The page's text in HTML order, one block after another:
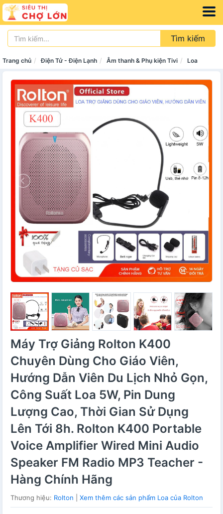
Tìm kiếm
Trang chủ Điện Tử - Điện Lạnh Âm thanh & Phụ kiện Tivi Loa
Máy Trợ Giảng Rolton K400
Chuyên Dùng Cho Giáo Viên,
Hướng Dẫn Viên Du Lịch Nhỏ Gọn,
Công Suất Loa 5W, Pin Dung
Lượng Cao, Thời Gian Sử Dụng
Lên Tới 8h. Rolton K400 Portable
Voice Amplifier Wired Mini Audio
Speaker FM Radio MP3 Teacher -
Hàng Chính Hãng
Thương hiệu: Rolton Xem thêm các sản phẩm Loa của Rolton